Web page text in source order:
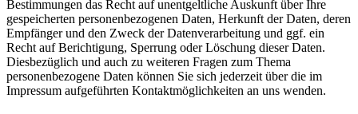
Bestimmungen das Recht auf unentgeltliche Auskunft über Ihre
gespeicherten personenbezogenen Daten, Herkunft der Daten, deren
Empfänger und den Zweck der Datenverarbeitung und ggf. ein
Recht auf Berichtigung, Sperrung oder Löschung dieser Daten.
Diesbezüglich und auch zu weiteren Fragen zum Thema
personenbezogene Daten können Sie sich jederzeit über die im
Impressum aufgeführten Kontaktmöglichkeiten an uns wenden.